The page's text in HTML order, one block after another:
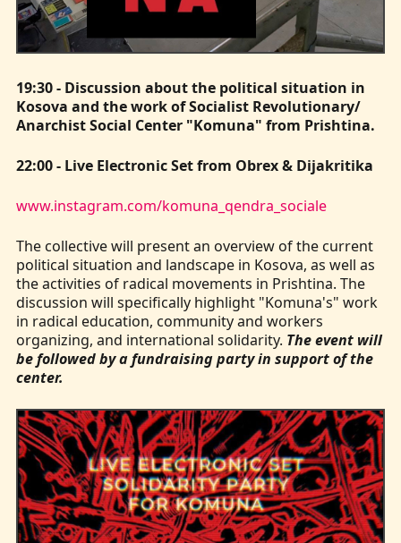
19:30 - Discussion about the political situation in
Kosova and the work of Socialist Revolutionary/
Anarchist Social Center "Komuna" from Prishtina.
22:00 - Live Electronic Set from Obrex & Dijakritika
www.instagram.com/komuna_qendra_sociale
The collective will present an overview of the current
political situation and landscape in Kosova, as well as
the activities of radical movements in Prishtina. The
discussion will specifically highlight "Komuna's" work
in radical education, community and workers
organizing, and international solidarity. The event will
be followed by a fundraising party in support of the
center.